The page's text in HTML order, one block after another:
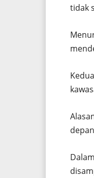
tidak